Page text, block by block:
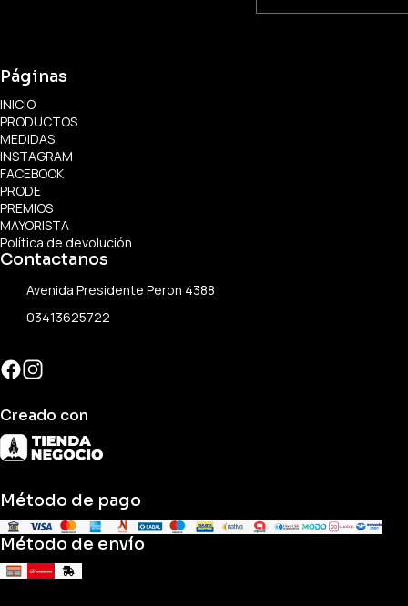
Páginas
INICIO
PRODUCTOS
MEDIDAS
INSTAGRAM
FACEBOOK
PRODE
PREMIOS
MAYORISTA
Política de devolución
Contactanos
Avenida Presidente Peron 4388
03413625722
Creado con
Método de pago
Método de envío